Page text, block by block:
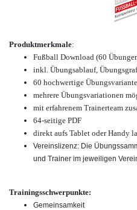
Produktmerkmale:
Fußball Download (60
inkl. Übungsablauf,
60 hochwertige
mehrere Übungsvariationen
mit erfahrenem Trainerteam
64-seitige PDF
direkt aufs Tablet oder Handy
Vereinslizenz: Die
und Trainer im jeweiligen
Trainingsschwerpunkte:
Gemeinsamkeit